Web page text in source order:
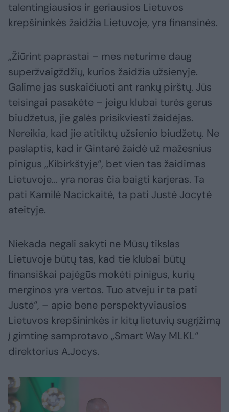
talentingiausios ir geriausios Lietuvos
krepšininkės žaidžia Lietuvoje, yra finansinės.
„Žiūrint paprastai – mes neturime daug
superžvaigždžių, kurios žaidžia užsienyje.
Galime jas suskaičiuoti ant rankų pirštų. Jūs
teisingai pasakėte – jeigu klubai turės gerus
biudžetus, jie galės prisikviesti žaidėjas.
Nereikia, kad jie atitiktų užsienio biudžetų. Ne
paslaptis, kad ir Gintarė žaidė už mažesnius
pinigus „Kibirkštyje“, bet vien tas žaidimas
Lietuvoje... yra noras čia baigti karjeras. Ta
pati Kamilė Nacickaitė, ta pati Justė Jocytė
ateityje.
Niekada negali sakyti ne Mūsų tikslas
Lietuvoje būtų tas, kad tie klubai būtų
finansiškai pajėgūs mokėti pinigus, kurių
merginos yra vertos. Tuo atveju ir ta pati
Justė“, – apie bene perspektyviausios
Lietuvos krepšininkės ir kitų lietuvių sugrįžimą
į gimtinę samprotavo „Smart Way MLKL“
direktorius A.Jocys.